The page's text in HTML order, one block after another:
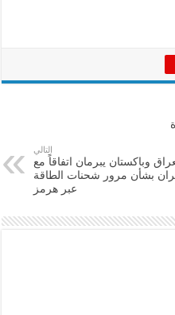
التالي
وباكستان يبرمان اتفاقاً مع
بشأن مرور شحنات الطاقة
عبر هرمز